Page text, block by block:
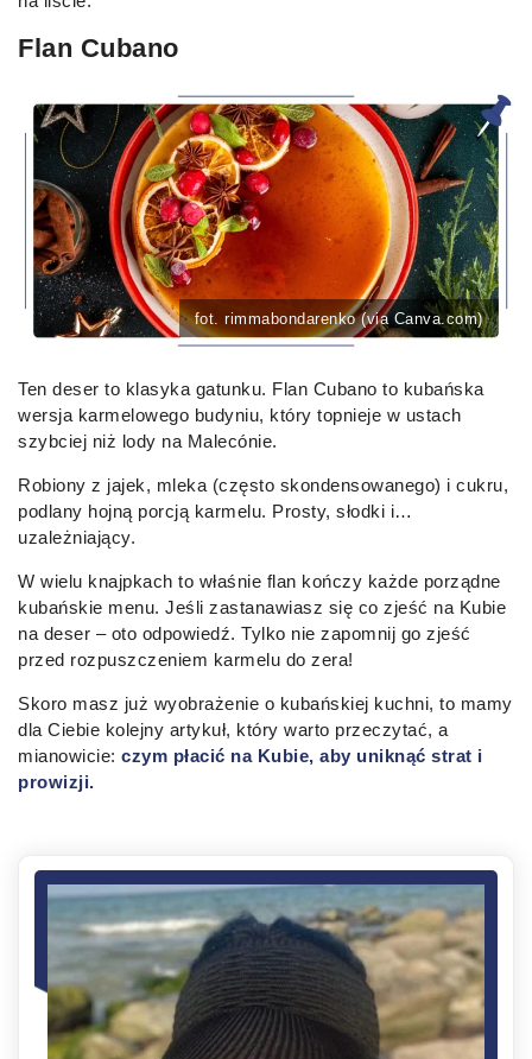
Flan Cubano
fot. rimmabondarenko (via Canva.com)
Ten deser to klasyka gatunku. Flan Cubano to kubańska
wersja karmelowego budyniu, który topnieje w ustach
szybciej niż lody na Malecónie.
Robiony z jajek, mleka (często skondensowanego) i cukru,
podlany hojną porcją karmelu. Prosty, słodki i…
uzależniający.
W wielu knajpkach to właśnie flan kończy każde porządne
kubańskie menu. Jeśli zastanawiasz się co zjeść na Kubie
na deser – oto odpowiedź. Tylko nie zapomnij go zjeść
przed rozpuszczeniem karmelu do zera!
Skoro masz już wyobrażenie o kubańskiej kuchni, to mamy
dla Ciebie kolejny artykuł, który warto przeczytać, a
mianowicie: czym płacić na Kubie, aby uniknąć strat i
prowizji.